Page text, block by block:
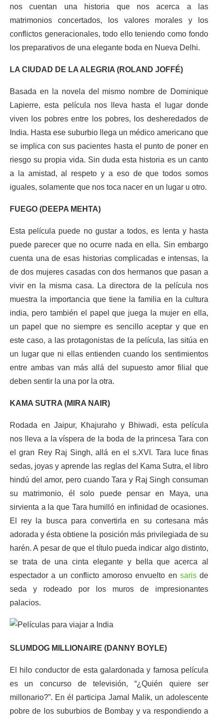
nos cuentan una historia que nos acerca a las
matrimonios concertados, los valores morales y los
conflictos generacionales, todo ello teniendo como fondo
los preparativos de una elegante boda en Nueva Delhi.
LA CIUDAD DE LA ALEGRIA (ROLAND JOFFÉ)
Basada en la novela del mismo nombre de Dominique
Lapierre, esta película nos lleva hasta el lugar donde
viven los pobres entre los pobres, los desheredados de
India. Hasta ese suburbio llega un médico americano que
se implica con sus pacientes hasta el punto de poner en
riesgo su propia vida. Sin duda esta historia es un canto
a la amistad, al respeto y a eso de que todos somos
iguales, solamente que nos toca nacer en un lugar u otro.
FUEGO (DEEPA MEHTA)
Esta película puede no gustar a todos, es lenta y hasta
puede parecer que no ocurre nada en ella. Sin embargo
cuenta una de esas historias complicadas e intensas, la
de dos mujeres casadas con dos hermanos que pasan a
vivir en la misma casa. La directora de la película nos
muestra la importancia que tiene la familia en la cultura
india, pero también el papel que juega la mujer en ella,
un papel que no siempre es sencillo aceptar y que en
este caso, a las protagonistas de la película, las sitúa en
un lugar que ni ellas entienden cuando los sentimientos
entre ambas van más allá del supuesto amor filial que
deben sentir la una por la otra.
KAMA SUTRA (MIRA NAIR)
Rodada en Jaipur, Khajuraho y Bhiwadi, esta película
nos lleva a la víspera de la boda de la princesa Tara con
el gran Rey Raj Singh, allá en el s.XVI. Tara luce finas
sedas, joyas y aprende las reglas del Kama Sutra, el libro
hindú del amor, pero cuando Tara y Raj Singh consuman
su matrimonio, él solo puede pensar en Maya, una
sirvienta a la que Tara humilló en infinidad de ocasiones.
El rey la busca para convertirla en su cortesana más
adorada y ésta obtiene la posición más privilegiada de su
harén. A pesar de que el título pueda indicar algo distinto,
se trata de una cinta elegante y bella que acerca al
espectador a un conflicto amoroso envuelto en sarisde
seda y rodeado por los muros de impresionantes
palacios.
SLUMDOG MILLIONAIRE (DANNY BOYLE)
El hilo conductor de esta galardonada y famosa película
es un concurso de televisión, “¿Quién quiere ser
millonario?”. En él participa Jamal Malik, un adolescente
pobre de los suburbios de Bombay y va respondiendo a